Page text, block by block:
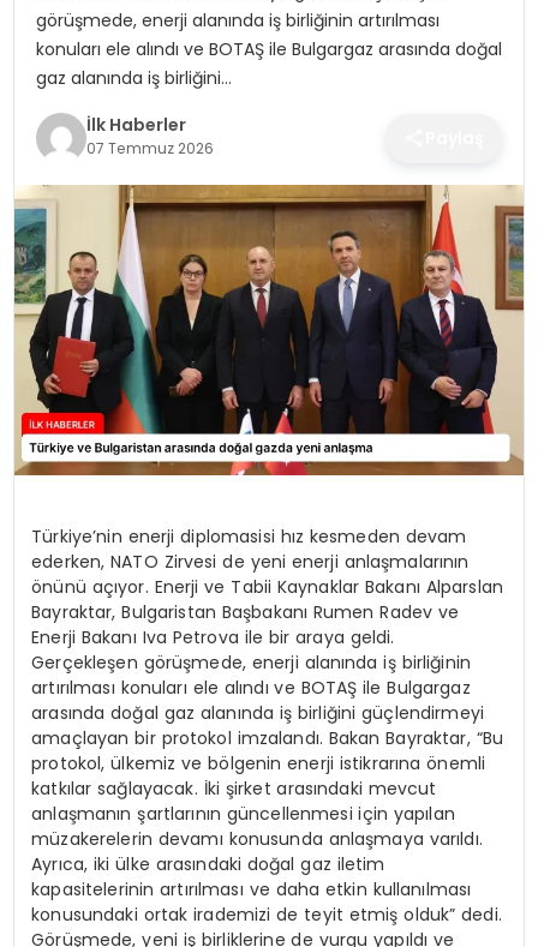
SPOR
görüşmede, enerji alanında iş birliğinin artırılması
konuları ele alındı ve BOTAŞ ile Bulgargaz arasında doğal
gaz alanında iş birliğini…
İlk Haberler
07 Temmuz 2026
Türkiye’nin enerji diplomasisi hız kesmeden devam
ederken, NATO Zirvesi de yeni enerji anlaşmalarının
önünü açıyor. Enerji ve Tabii Kaynaklar Bakanı Alparslan
Bayraktar, Bulgaristan Başbakanı Rumen Radev ve
Enerji Bakanı Iva Petrova ile bir araya geldi.
Gerçekleşen görüşmede, enerji alanında iş birliğinin
artırılması konuları ele alındı ve BOTAŞ ile Bulgargaz
arasında doğal gaz alanında iş birliğini güçlendirmeyi
amaçlayan bir protokol imzalandı. Bakan Bayraktar, “Bu
protokol, ülkemiz ve bölgenin enerji istikrarına önemli
katkılar sağlayacak. İki şirket arasındaki mevcut
anlaşmanın şartlarının güncellenmesi için yapılan
müzakerelerin devamı konusunda anlaşmaya varıldı.
Ayrıca, iki ülke arasındaki doğal gaz iletim
kapasitelerinin artırılması ve daha etkin kullanılması
konusundaki ortak irademizi de teyit etmiş olduk” dedi.
Görüşmede, yeni iş birliklerine de vurgu yapıldı ve